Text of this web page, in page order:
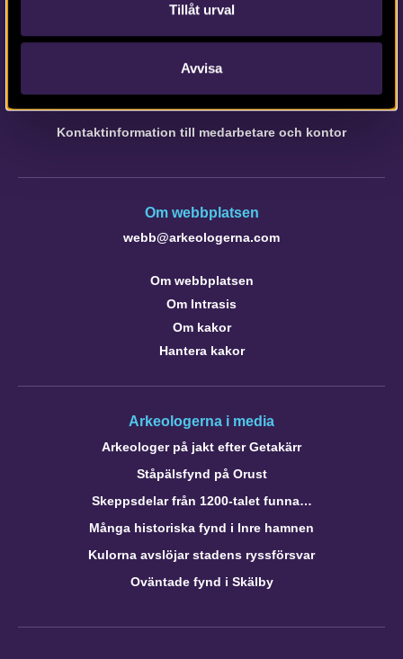
Tillåt urval
Avvisa
Kontakta Arkeologerna
Tfn vx: 010-480 80 00
Kontaktinformation till medarbetare och kontor
Om webbplatsen
webb@arkeologerna.com
Om webbplatsen
Om Intrasis
Om kakor
Hantera kakor
Arkeologerna i media
Arkeologer på jakt efter Getakärr
Ståpälsfynd på Orust
Skeppsdelar från 1200-talet funna…
Många historiska fynd i Inre hamnen
Kulorna avslöjar stadens ryssförsvar
Oväntade fynd i Skälby